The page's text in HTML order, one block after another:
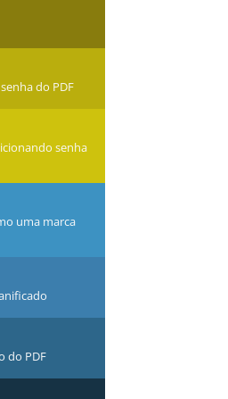
do PDF
senha
uma marca
do PDF